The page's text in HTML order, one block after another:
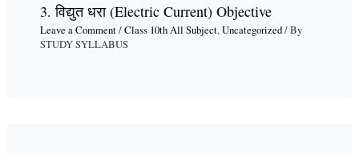
3. विद्युत धरा (Electric Current) Objective
Leave a Comment/Class 10th All Subject,Uncategorized/ By
STUDY SYLLABUS